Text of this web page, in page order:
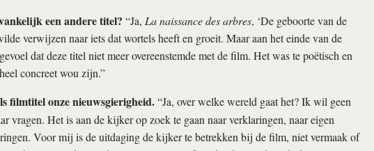
een andere titel? “Ja, La naissance des arbres, ‘De geboorte van de
verwijzen naar iets dat wortels heeft en groeit. Maar aan het einde van de
dat deze titel niet meer overeenstemde met de film. Het was te poëtisch en
concreet wou zijn.”
filmtitel onze nieuwsgierigheid.“Ja, over welke wereld gaat het? Ik wil geen
vragen. Het is aan de kijker op zoek te gaan naar verklaringen, naar eigen
Voor mij is de uitdaging de kijker te betrekken bij de film, niet vermaak of